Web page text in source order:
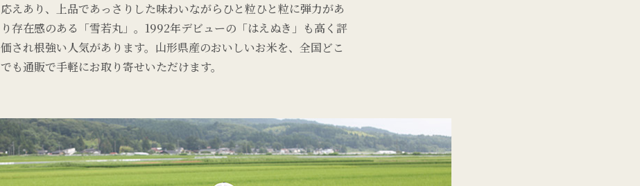
応えあり、上品であっさりした味わいながらひと粒ひと粒に弾力があ
り存在感のある「雪若丸」。1992年デビューの「はえぬき」も高く評
価され根強い人気があります。山形県産のおいしいお米を、全国どこ
でも通販で手軽にお取り寄せいただけます。